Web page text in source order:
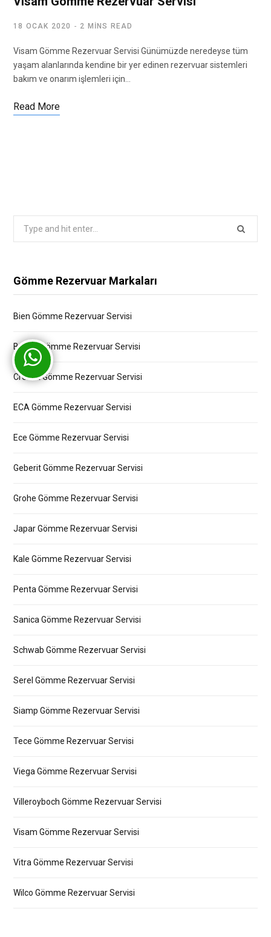
18 OCAK 2020 2 MINS READ
Visam Gömme Rezervuar Servisi Günümüzde neredeyse tüm
yaşam alanlarında kendine bir yer edinen rezervuar sistemleri
bakım ve onarım işlemleri için…
Read More
Gömme Rezervuar Markaları
Bien Gömme Rezervuar Servisi
Bocchi Gömme Rezervuar Servisi
Creavit Gömme Rezervuar Servisi
ECA Gömme Rezervuar Servisi
Ece Gömme Rezervuar Servisi
Geberit Gömme Rezervuar Servisi
Grohe Gömme Rezervuar Servisi
Japar Gömme Rezervuar Servisi
Kale Gömme Rezervuar Servisi
Penta Gömme Rezervuar Servisi
Sanica Gömme Rezervuar Servisi
Schwab Gömme Rezervuar Servisi
Serel Gömme Rezervuar Servisi
Siamp Gömme Rezervuar Servisi
Tece Gömme Rezervuar Servisi
Viega Gömme Rezervuar Servisi
Villeroyboch Gömme Rezervuar Servisi
Visam Gömme Rezervuar Servisi
Vitra Gömme Rezervuar Servisi
Wilco Gömme Rezervuar Servisi